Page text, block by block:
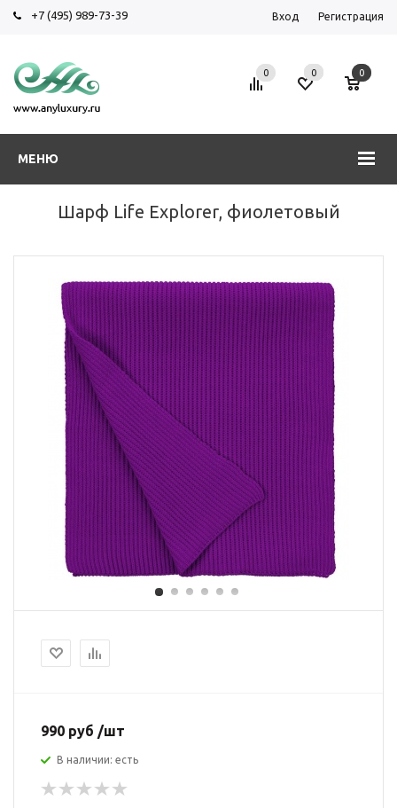
+7 (495) 989-73-39 Вход Регистрация
МЕНЮ
0 0 0
Шарф Life Explorer, фиолетовый
990 руб /шт
В наличии: есть